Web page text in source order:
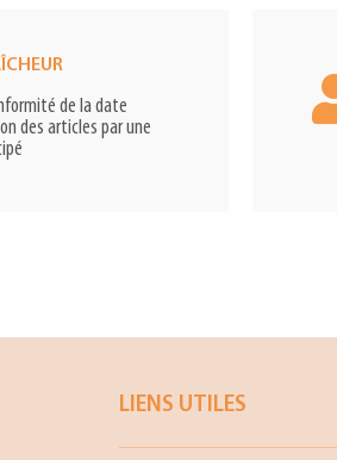
de la date
des articles par une
LIENS UTILES